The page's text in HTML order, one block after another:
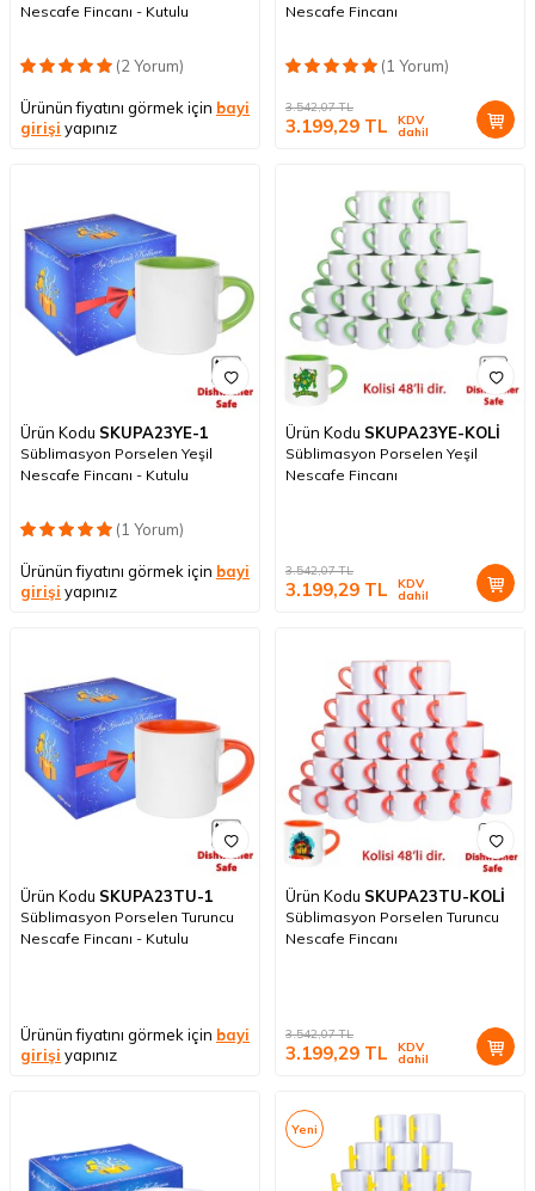
Nescafe Fincanı - Kutulu
(2 Yorum)
Ürünün fiyatını görmek için bayi
girişi yapınız
Nescafe Fincanı
(1 Yorum)
3.542,07TL
3.199,29 TL KDV
dahil
Ürün Kodu SKUPA23YE-1
Süblimasyon Porselen Yeşil
Nescafe Fincanı - Kutulu
(1 Yorum)
Ürünün fiyatını görmek için bayi
girişi yapınız
Ürün Kodu SKUPA23YE-KOLİ
Süblimasyon Porselen Yeşil
Nescafe Fincanı
3.542,07TL
3.199,29 TL KDV
dahil
Ürün Kodu SKUPA23TU-1
Süblimasyon Porselen Turuncu
Nescafe Fincanı - Kutulu
Ürünün fiyatını görmek için bayi
girişi yapınız
Ürün Kodu SKUPA23TU-KOLİ
Süblimasyon Porselen Turuncu
Nescafe Fincanı
3.542,07TL
3.199,29 TL KDV
dahil
Yeni